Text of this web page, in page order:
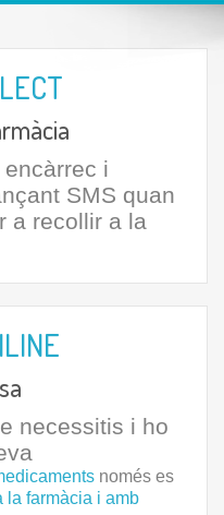
i
SMS quan
a recollir a la
necessitis i ho
només es
la farmàcia i amb